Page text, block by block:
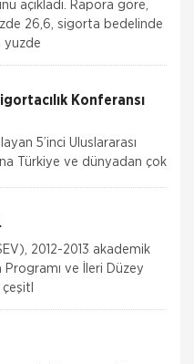
Rapora göre,
26,6, sigorta bedelinde
yuzde
Konferansı
5’inci Uluslararası
Türkiye ve dünyadan çok
2012-2013 akademik
Programı ve İleri Düzey
çeşitl